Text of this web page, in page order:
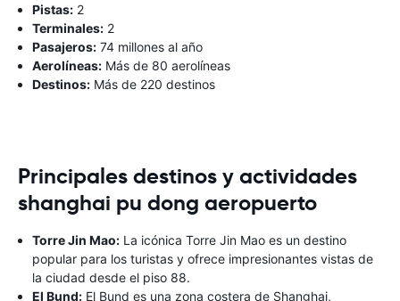
Pistas: 2
Terminales: 2
Pasajeros: 74 millones al año
Aerolíneas: Más de 80 aerolíneas
Destinos: Más de 220 destinos
Principales destinos y actividades
shanghai pu dong aeropuerto
Torre Jin Mao: La icónica Torre Jin Mao es un destino
popular para los turistas y ofrece impresionantes vistas de
la ciudad desde el piso 88.
El Bund: El Bund es una zona costera de Shanghai,